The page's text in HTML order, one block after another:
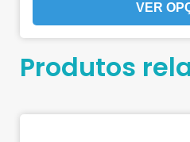
VER
Produtos